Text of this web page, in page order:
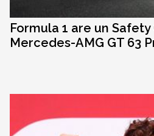
Formula 1 are un Safety
Mercedes-AMG GT 63